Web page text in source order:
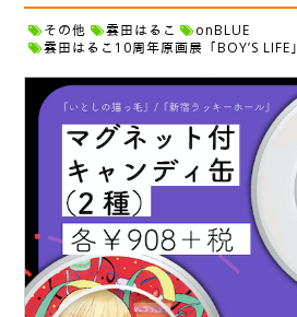
その他 雲田はるこ
onBLUE
雲田はるこ10周年原画展「BOY’S LIFE」